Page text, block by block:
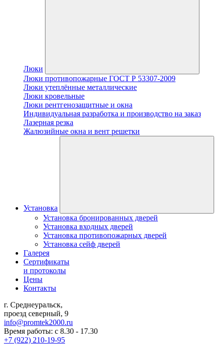
Люки
Люки противопожарные ГОСТ Р 53307-2009
Люки утеплённые металлические
Люки кровельные
Люки рентгенозащитные и окна
Индивидуальная разработка и производство на заказ
Лазерная резка
Жалюзийные окна и вент решетки
Установка
Установка бронированных дверей
Установка входных дверей
Установка противопожарных дверей
Установка сейф дверей
Галерея
Сертификаты
и протоколы
Цены
Контакты
г. Среднеуральск,
проезд северный, 9
info@promtek2000.ru
Время работы: с 8.30 - 17.30
+7 (922) 210-19-95